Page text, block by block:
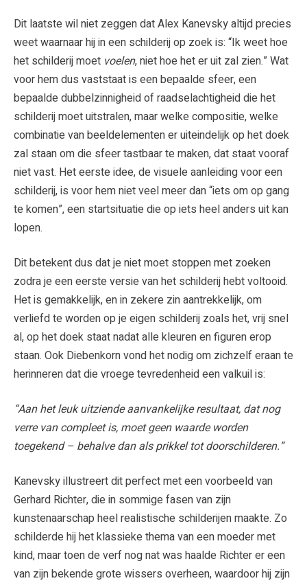
Dit laatste wil niet zeggen dat Alex Kanevsky altijd precies
weet waarnaar hij in een schilderij op zoek is: “Ik weet hoe
het schilderij moet voelen, niet hoe het er uit zal zien.” Wat
voor hem dus vaststaat is een bepaalde sfeer, een
bepaalde dubbelzinnigheid of raadselachtigheid die het
schilderij moet uitstralen, maar welke compositie, welke
combinatie van beeldelementen er uiteindelijk op het doek
zal staan om die sfeer tastbaar te maken, dat staat vooraf
niet vast. Het eerste idee, de visuele aanleiding voor een
schilderij, is voor hem niet veel meer dan “iets om op gang
te komen”, een startsituatie die op iets heel anders uit kan
lopen.
Dit betekent dus dat je niet moet stoppen met zoeken
zodra je een eerste versie van het schilderij hebt voltooid.
Het is gemakkelijk, en in zekere zin aantrekkelijk, om
verliefd te worden op je eigen schilderij zoals het, vrij snel
al, op het doek staat nadat alle kleuren en figuren erop
staan. Ook Diebenkorn vond het nodig om zichzelf eraan te
herinneren dat die vroege tevredenheid een valkuil is:
“Aan het leuk uitziende aanvankelijke resultaat, dat nog
verre van compleet is, moet geen waarde worden
toegekend – behalve dan als prikkel tot doorschilderen.”
Kanevsky illustreert dit perfect met een voorbeeld van
Gerhard Richter, die in sommige fasen van zijn
kunstenaarschap heel realistische schilderijen maakte. Zo
schilderde hij het klassieke thema van een moeder met
kind, maar toen de verf nog nat was haalde Richter er een
van zijn bekende grote wissers overheen, waardoor hij zijn